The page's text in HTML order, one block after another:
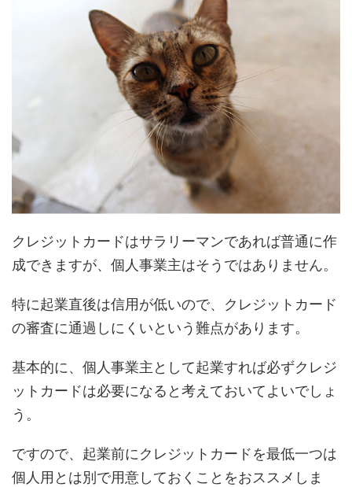
クレジットカードはサラリーマンであれば普通に作
成できますが、個人事業主はそうではありません。
特に起業直後は信用が低いので、クレジットカード
の審査に通過しにくいという難点があります。
基本的に、個人事業主として起業すれば必ずクレジ
ットカードは必要になると考えておいてよいでしょ
う。
ですので、起業前にクレジットカードを最低一つは
個人用とは別で用意しておくことをおススメしま